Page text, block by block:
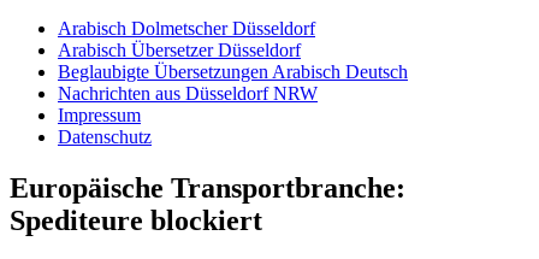
Arabisch Dolmetscher Düsseldorf
Arabisch Übersetzer Düsseldorf
Beglaubigte Übersetzungen Arabisch Deutsch
Nachrichten aus Düsseldorf NRW
Impressum
Datenschutz
Europäische Transportbranche:
Spediteure blockiert